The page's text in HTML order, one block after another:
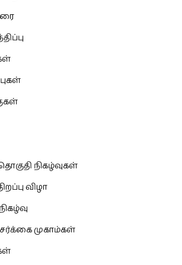
நிகழ்வுகள்
விழா
முகாம்கள்